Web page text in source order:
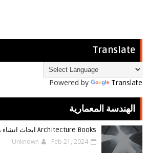
Translate
Powered by Translate
الهندسة المعمارية
Architecture Books ابحاث انشاء معمارى
Unknown Feb 21, 2024